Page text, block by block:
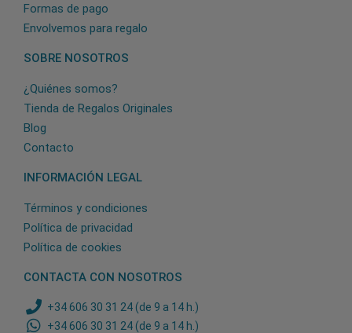
Formas de pago
Envolvemos para regalo
SOBRE NOSOTROS
¿Quiénes somos?
Tienda de Regalos Originales
Blog
Contacto
INFORMACIÓN LEGAL
Términos y condiciones
Política de privacidad
Política de cookies
CONTACTA CON NOSOTROS
+34 606 30 31 24 (de 9 a 14 h.)
+34 606 30 31 24 (de 9 a 14 h.)